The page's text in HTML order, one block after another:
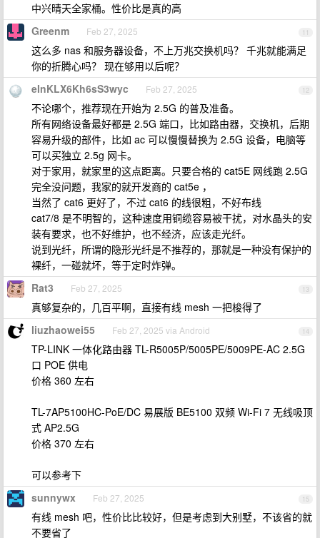
中兴晴天全家桶。性价比是真的高
11
Greenm Feb 27, 2025
这么多 nas 和服务器设备，不上万兆交换机吗？ 千兆就能满足
你的折腾心吗？ 现在够用以后呢？
12
eInKLX6Kh6sS3wyc Feb 27, 2025
不论哪个，推荐现在开始为 2.5G 的普及准备。
所有网络设备最好都是 2.5G 端口，比如路由器，交换机，后期
容易升级的部件，比如 ac 可以慢慢替换为 2.5G 设备，电脑等
可以买独立 2.5g 网卡。
对于家用，就家里的这点距离。只要合格的 cat5E 网线跑 2.5G
完全没问题，我家的就开发商的 cat5e ，
当然了 cat6 更好了，不过 cat6 的线很粗，不好布线
cat7/8 是不明智的，这种速度用铜缆容易被干扰，对水晶头的安
装有要求，也不好维护，也不经济，应该走光纤。
说到光纤，所谓的隐形光纤是不推荐的，那就是一种没有保护的
裸纤，一碰就坏，等于定时炸弹。
13
Rat3 Feb 27, 2025
真够复杂的，几百平啊，直接有线 mesh 一把梭得了
14
liuzhaowei55 Feb 27, 2025 via Android
TP-LINK 一体化路由器 TL-R5005P/5005PE/5009PE-AC 2.5G
口 POE 供电
价格 360 左右
TL-7AP5100HC-PoE/DC 易展版 BE5100 双频 Wi-Fi 7 无线吸顶
式 AP2.5G
价格 370 左右
可以参考下
15
sunnywx Feb 27, 2025
有线 mesh 吧，性价比比较好，但是考虑到大别墅，不该省的就
不要省了